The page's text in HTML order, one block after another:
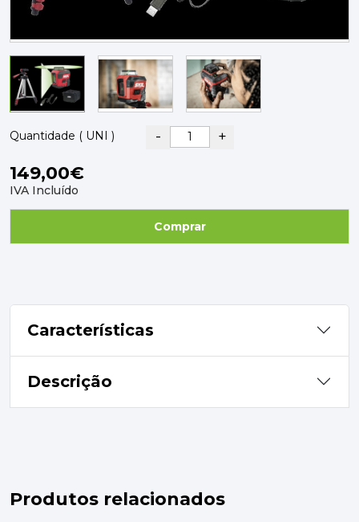
TINTAS, DROGAS E LIMPEZA
DYRUP
SKIL
Quantidade ( UNI ) - +
149,00€
IVA Incluído
Comprar
Características
Descrição
Produtos relacionados